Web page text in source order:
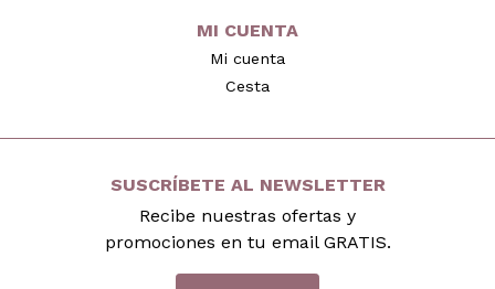
MI CUENTA
Mi cuenta
Cesta
SUSCRÍBETE AL NEWSLETTER
Recibe nuestras ofertas y
promociones en tu email GRATIS.